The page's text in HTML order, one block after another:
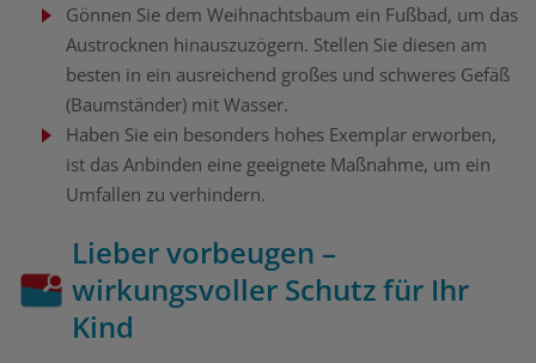
Gönnen Sie dem Weihnachtsbaum ein Fußbad, um das
Austrocknen hinauszuzögern. Stellen Sie diesen am
besten in ein ausreichend großes und schweres Gefäß
(Baumständer) mit Wasser.
Haben Sie ein besonders hohes Exemplar erworben,
ist das Anbinden eine geeignete Maßnahme, um ein
Umfallen zu verhindern.
Lieber vorbeugen –
wirkungsvoller Schutz für Ihr
Kind